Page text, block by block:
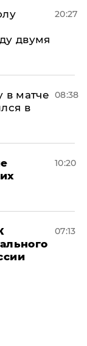
двумя
20:27
в матче
в
08:38
10:20
07:13